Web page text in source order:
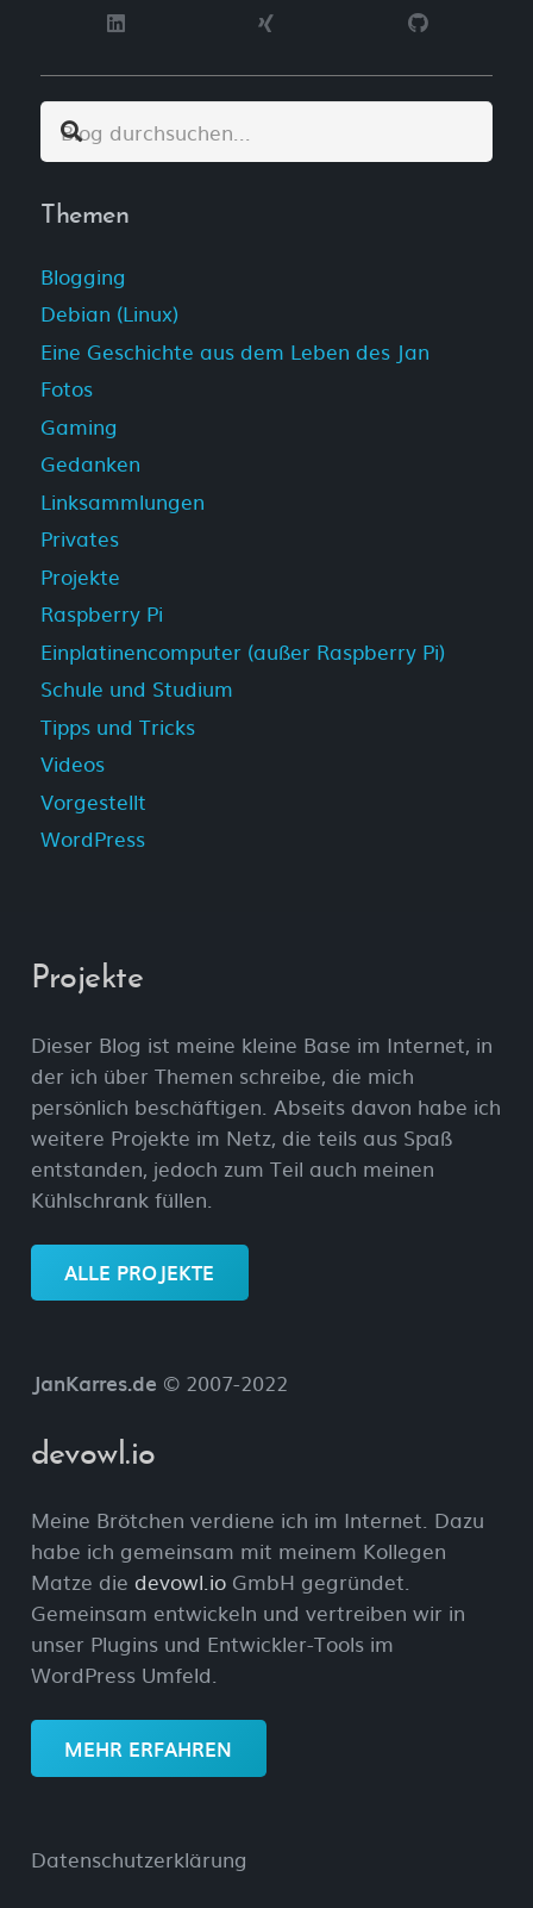
Themen
Blogging
Debian (Linux)
Eine Geschichte aus dem Leben des Jan
Fotos
Gaming
Gedanken
Linksammlungen
Privates
Projekte
Raspberry Pi
Einplatinencomputer (außer Raspberry Pi)
Schule und Studium
Tipps und Tricks
Videos
Vorgestellt
WordPress
Projekte
Dieser Blog ist meine kleine Base im Internet, in
der ich über Themen schreibe, die mich
persönlich beschäftigen. Abseits davon habe ich
weitere Projekte im Netz, die teils aus Spaß
entstanden, jedoch zum Teil auch meinen
Kühlschrank füllen.
ALLE PROJEKTE
JanKarres.de © 2007-2022
devowl.io
Meine Brötchen verdiene ich im Internet. Dazu
habe ich gemeinsam mit meinem Kollegen
Matze die devowl.ioGmbH gegründet.
Gemeinsam entwickeln und vertreiben wir in
unser Plugins und Entwickler-Tools im
WordPress Umfeld.
MEHR ERFAHREN
Datenschutzerklärung